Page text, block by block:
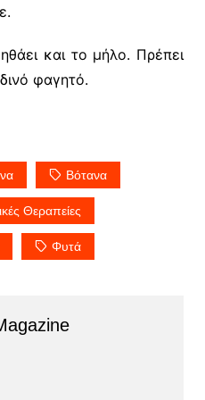
και το μήλο. Πρέπει
φαγητό.
Βότανα
Θεραπείες
Φυτά